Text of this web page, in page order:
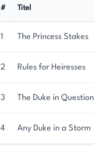
# Titel
1 The Princess Stakes
2 Rules for Heiresses
3 The Duke in Question
4 Any Duke in a Storm